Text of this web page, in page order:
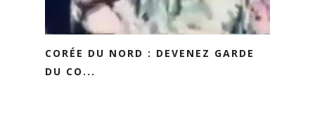
CORÉE DU NORD : DEVENEZ GARDE
DU CO...